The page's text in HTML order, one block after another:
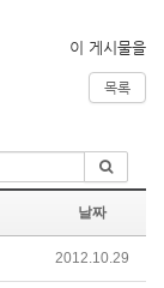
이 게시물을
목록
날짜
2012.10.29